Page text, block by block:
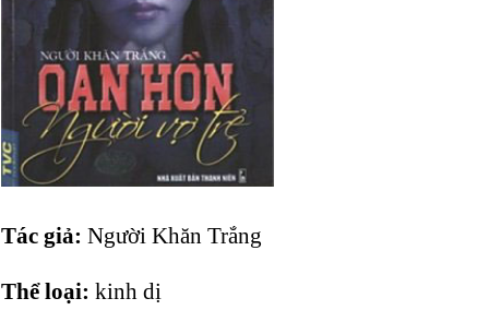
Tác giả: Người Khăn Trắng
Thể loại: kinh dị